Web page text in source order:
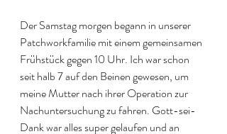
Der Samstag morgen begann in unserer
Patchworkfamilie mit einem gemeinsamen
Frühstück gegen 10 Uhr. Ich war schon
seit halb 7 auf den Beinen gewesen, um
meine Mutter nach ihrer Operation zur
Nachuntersuchung zu fahren. Gott-sei-
Dank war alles super gelaufen und an